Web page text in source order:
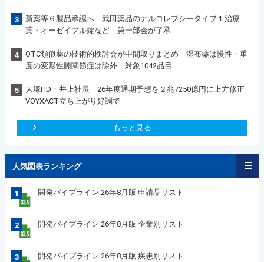
3
新薬等６製品承認へ 武田薬品のナルコレプシータイプ１治療
薬・オーゼイフル錠など 第一部会が了承
4
OTC類似薬の技術的検討会が中間取りまとめ 湿布薬は慢性・重
度の変形性膝関節症は除外 対象1042品目
5
大塚HD・井上社長 26年度通期予想を２兆7250億円に上方修正
VOYXACT立ち上がり好調で
もっと見る
人気図表ランキング
1 開発パイプライン 26年8月版 申請品リスト
2 開発パイプライン 26年8月版 企業別リスト
3 開発パイプライン 26年8月版 疾患別リスト